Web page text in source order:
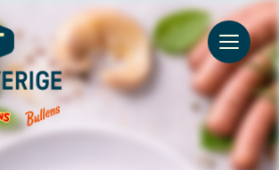
Go to main content